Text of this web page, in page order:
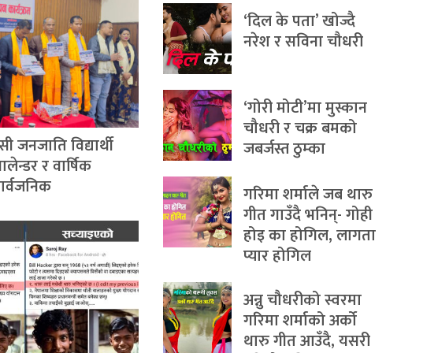
जनजाति विद्यार्थी
र वार्षिक
‘दिल के पता’ खोज्दै
नरेश र सविना चौधरी
‘गोरी मोटी’मा मुस्कान
चौधरी र चक्र बमको
जबर्जस्त ठुम्का
गरिमा शर्माले जब थारु
गीत गाउँदै भनिन्- गोही
होइ का होगिल, लागता
प्यार होगिल
अन्नु चौधरीको स्वरमा
गरिमा शर्माको अर्को
थारु गीत आउँदै, यसरी